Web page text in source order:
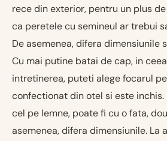
rece din exterior, pentru un plus
ca peretele cu semineul ar trebui
De asemenea, difera dimensiunile
Cu mai putine batai de cap, in
intretinerea, puteti alege focarul
confectionat din otel si este inchis.
cel pe lemne, poate fi cu o fata,
asemenea, difera dimensiunile. La